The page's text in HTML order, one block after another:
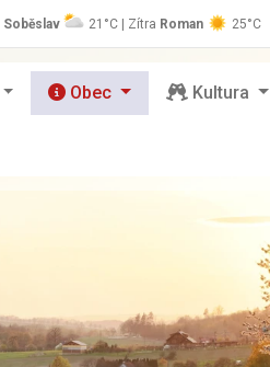
Soběslav 21°C | Zítra Roman 25°C
Obec Kultura